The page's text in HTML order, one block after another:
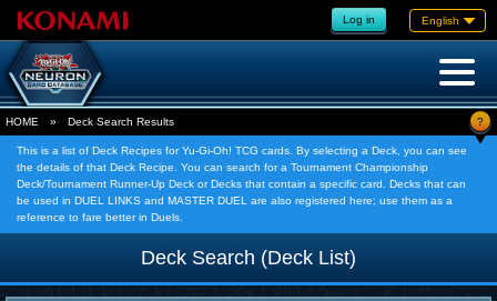
Log in English
HOME » Deck Search Results ?
This is a list of Deck Recipes for Yu-Gi-Oh! TCG cards. By selecting a Deck, you can see
the details of that Deck Recipe. You can search for a Tournament Championship
Deck/Tournament Runner-Up Deck or Decks that contain a specific card. Decks that can
be used in DUEL LINKS and MASTER DUEL are also registered here; use them as a
reference to fare better in Duels.
Deck Search (Deck List)